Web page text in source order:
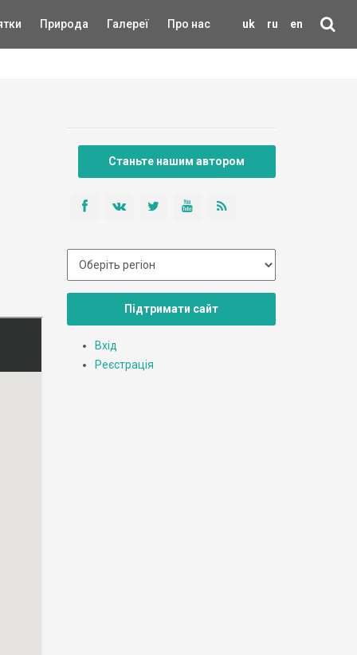
uk ru en
Природа Галереї Про нас
Станьте нашим автором
Підтримати сайт
Вхід
Реєстрація